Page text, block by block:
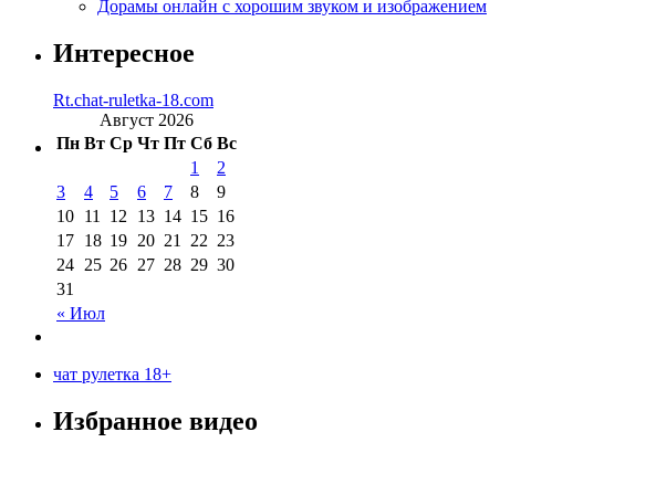
Дорамы онлайн с хорошим звуком и изображением
Интересное
Rt.chat-ruletka-18.com
Август 2026
Пн Вт Ср Чт Пт Сб Вс
« Июл
1
2
3
4 5 6 7 8
9
10 11 12 13 14 15 16
17 18 19 20 21 22 23
24 25 26 27 28 29 30
31
чат рулетка 18+
Избранное видео